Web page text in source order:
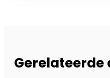
Gerelateerde